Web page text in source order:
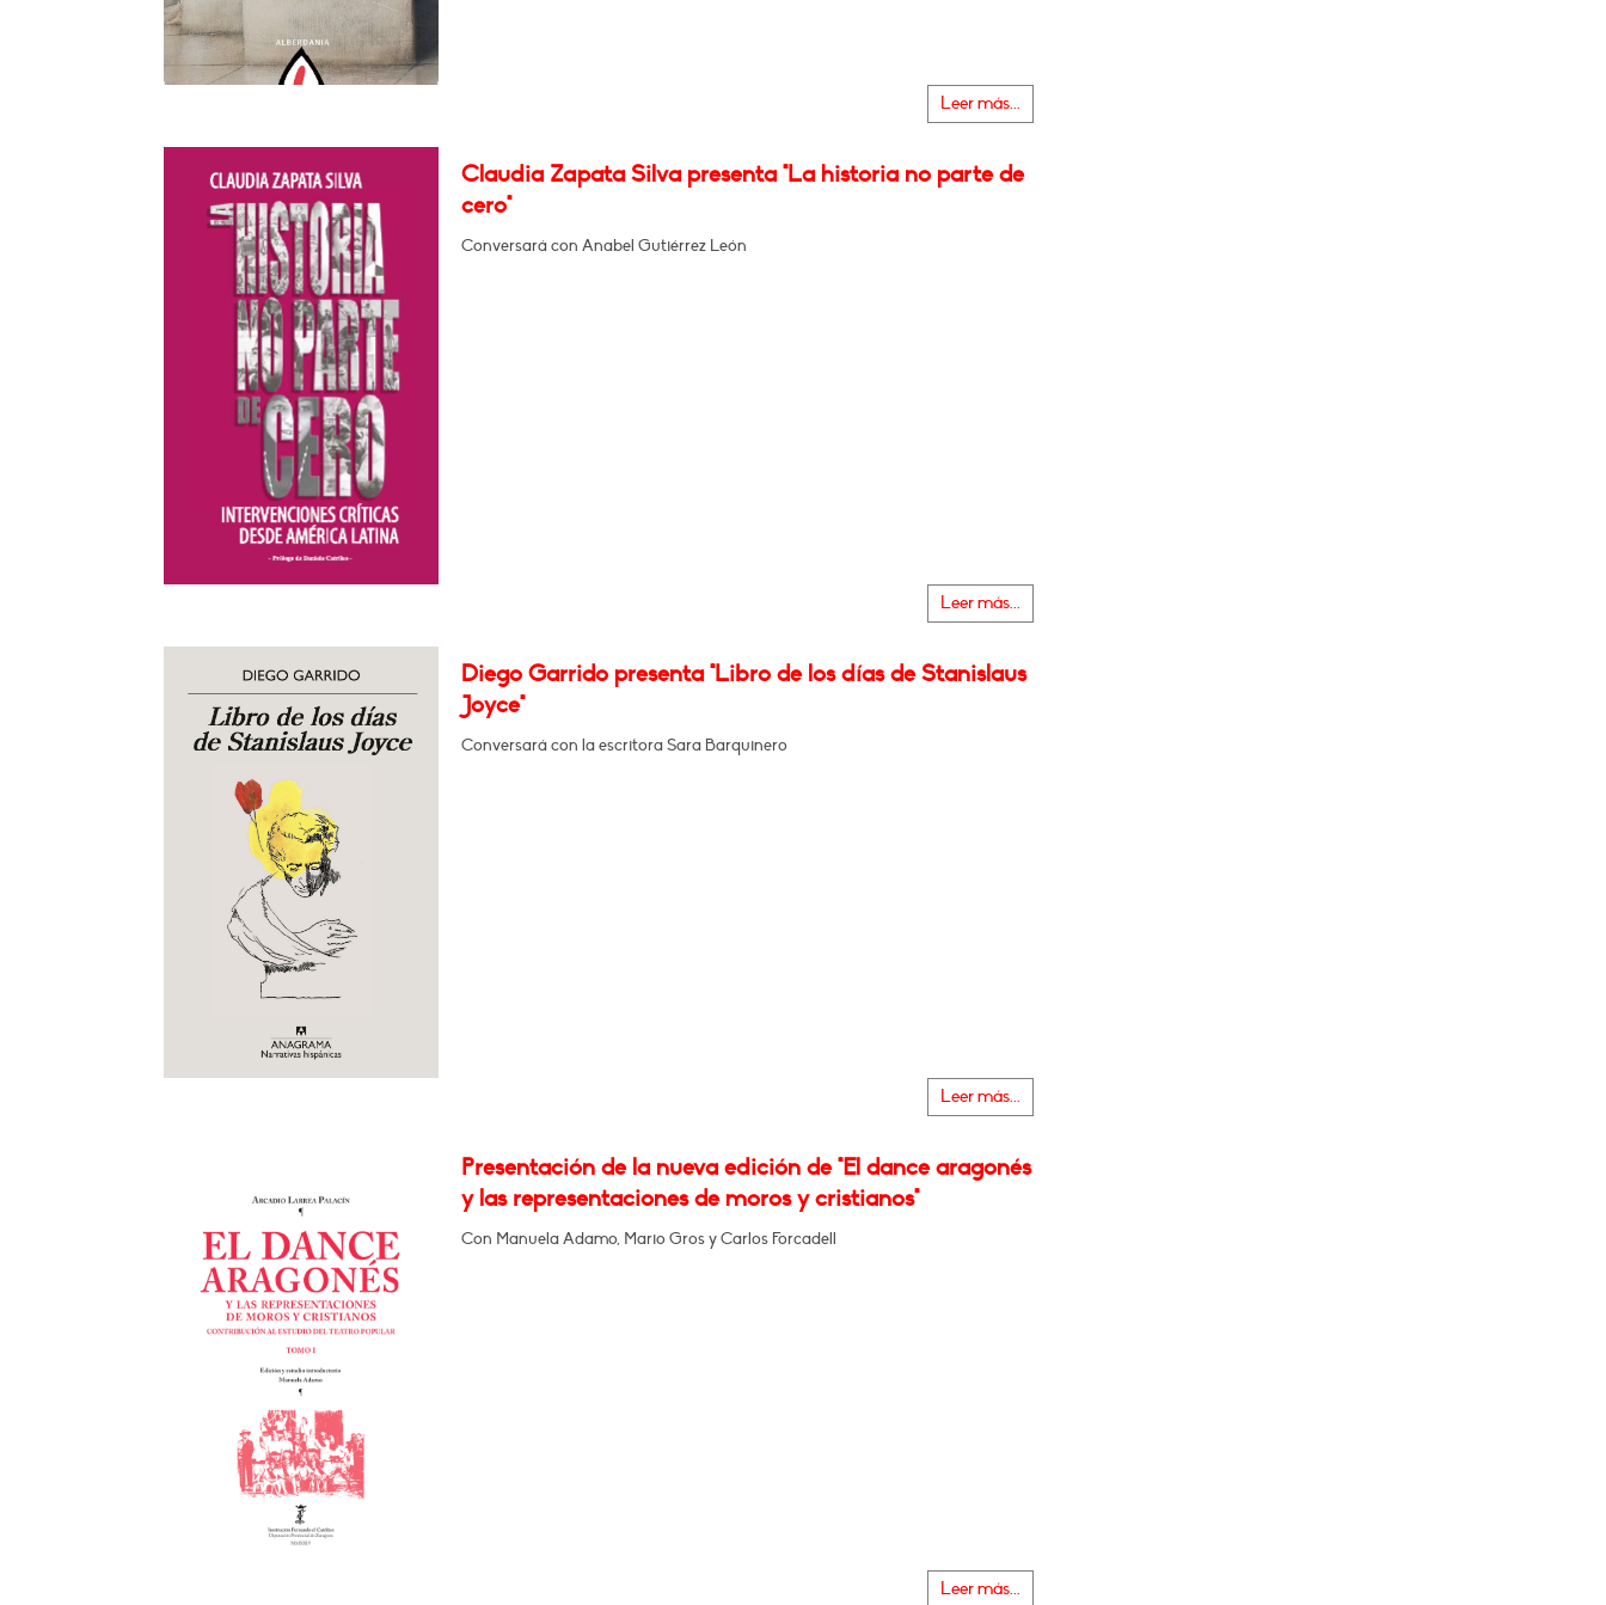
Leer más...
Claudia Zapata Silva presenta "La historia no parte de
cero"
Conversará con Anabel Gutiérrez León
Leer más...
Diego Garrido presenta "Libro de los días de Stanislaus
Joyce"
Conversará con la escritora Sara Barquinero
Leer más...
Presentación de la nueva edición de "El dance aragonés
y las representaciones de moros y cristianos"
Con Manuela Adamo, Mario Gros y Carlos Forcadell
Leer más...